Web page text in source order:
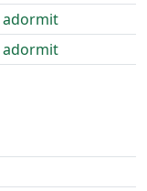
adormit
adormit